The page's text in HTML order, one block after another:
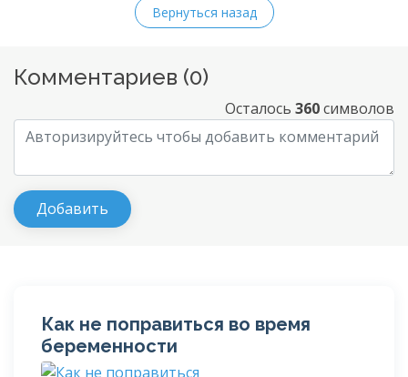
Вернуться назад
Комментариев (0)
Осталось 360символов
Как не поправиться во время
беременности